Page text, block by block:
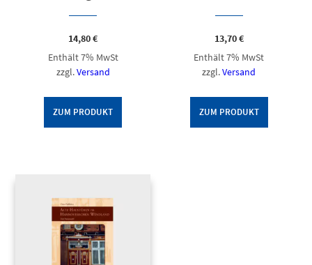
14,80€
Enthält 7% MwSt
zzgl.Versand
ZUM PRODUKT
13,70€
Enthält 7% MwSt
zzgl.Versand
ZUM PRODUKT